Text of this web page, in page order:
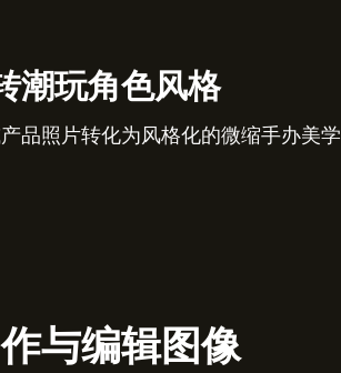
潮玩角色风格
品照片转化为风格化的微缩手办美
与编辑图像